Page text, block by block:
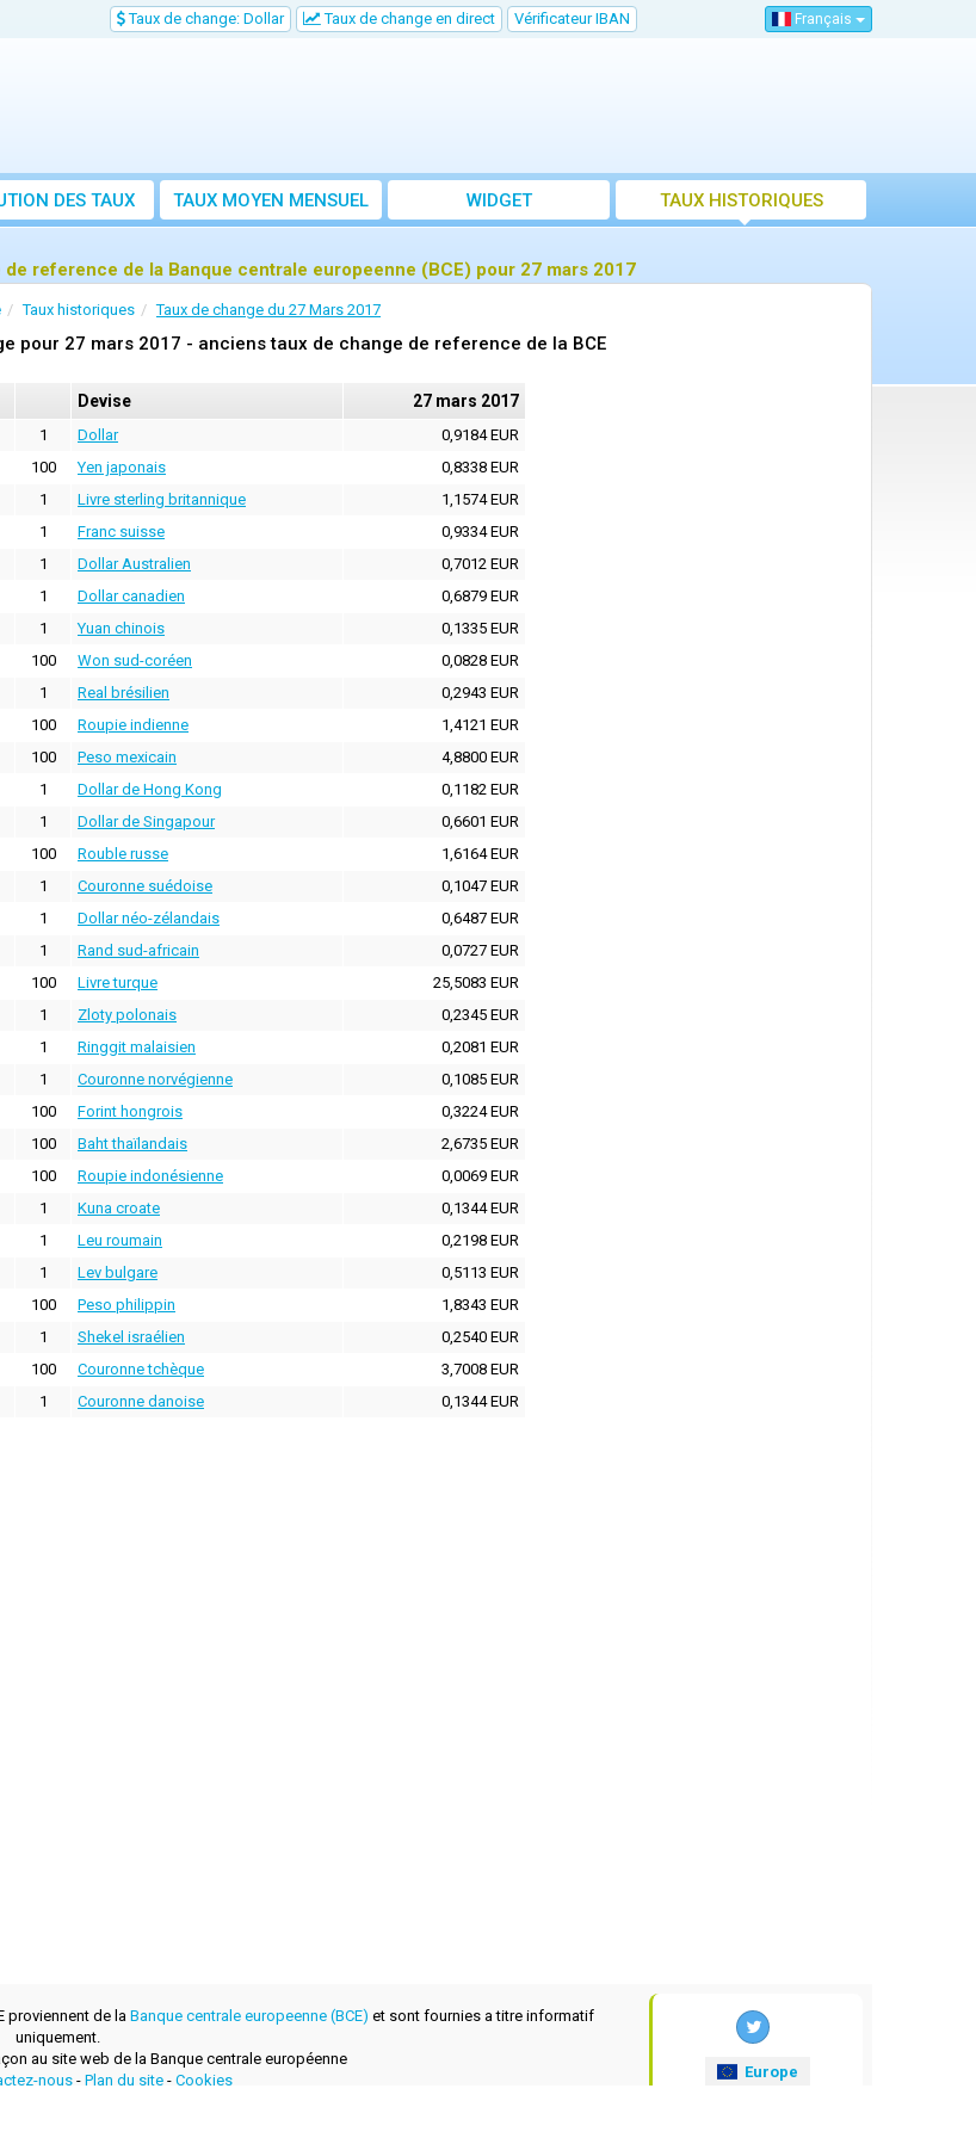
Taux de change: Dollar Taux de change en direct Vérificateur IBAN Français
DES TAUX TAUX MOYEN MENSUEL WIDGET TAUX HISTORIQUES
de reference de la Banque centrale europeenne (BCE) pour 27 mars 2017
Taux historiques Taux de change du 27 Mars 2017
pour 27 mars 2017 - anciens taux de change de reference de la BCE
Devise 27 mars 2017
1 Dollar
0,9184 EUR
100 Yen japonais
0,8338 EUR
1 Livre sterling britannique
1,1574 EUR
1 Franc suisse
0,9334 EUR
1 Dollar Australien
0,7012 EUR
1 Dollar canadien
0,6879 EUR
1 Yuan chinois
0,1335 EUR
100 Won sud-coréen
0,0828 EUR
1 Real brésilien
0,2943 EUR
100 Roupie indienne
1,4121 EUR
100 Peso mexicain
4,8800 EUR
1 Dollar de Hong Kong
0,1182 EUR
1 Dollar de Singapour
0,6601 EUR
100 Rouble russe
1,6164 EUR
1 Couronne suédoise
0,1047 EUR
1 Dollar néo-zélandais
0,6487 EUR
1 Rand sud-africain
0,0727 EUR
100 Livre turque
25,5083 EUR
1 Zloty polonais
0,2345 EUR
1 Ringgit malaisien
0,2081 EUR
1 Couronne norvégienne
0,1085 EUR
100 Forint hongrois
0,3224 EUR
100 Baht thaïlandais
2,6735 EUR
100 Roupie indonésienne
0,0069 EUR
1 Kuna croate
0,1344 EUR
1 Leu roumain
0,2198 EUR
1 Lev bulgare
0,5113 EUR
100 Peso philippin
1,8343 EUR
1 Shekel israélien
0,2540 EUR
100 Couronne tchèque
3,7008 EUR
1 Couronne danoise 0,1344 EUR
proviennent de la Banque centrale europeenne (BCE) et sont fournies a titre informatif
uniquement.
au site web de la Banque centrale européenne
nous- Plan du site- Cookies
Europe